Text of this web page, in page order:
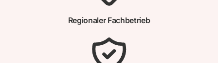
Regionaler Fachbetrieb